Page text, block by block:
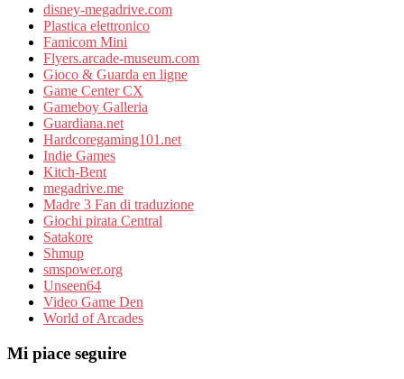
disney-megadrive.com
Plastica elettronico
Famicom Mini
Flyers.arcade-museum.com
Gioco & Guarda en ligne
Game Center CX
Gameboy Galleria
Guardiana.net
Hardcoregaming101.net
Indie Games
Kitch-Bent
megadrive.me
Madre 3 Fan di traduzione
Giochi pirata Central
Satakore
Shmup
smspower.org
Unseen64
Video Game Den
World of Arcades
Mi piace seguire